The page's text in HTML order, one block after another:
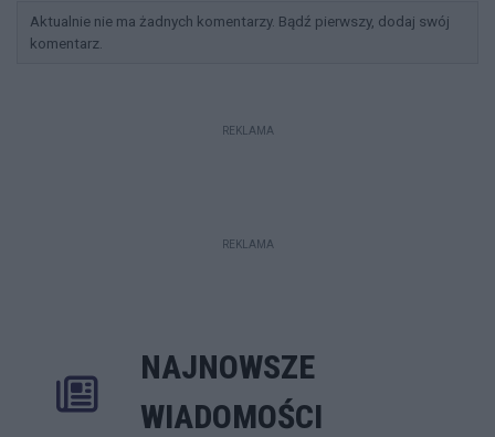
Aktualnie nie ma żadnych komentarzy. Bądź pierwszy, dodaj swój
komentarz.
REKLAMA
REKLAMA
NAJNOWSZE
WIADOMOŚCI